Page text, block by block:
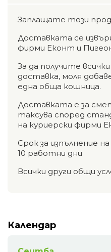
Заплащате този
Доставката се
фирми Еконт и
За да получите
доставка, моля
една обща кошница.
Доставката е за
таксува според
на куриерски фирми
Срок за изпълнение
10 работни дни
Всички други общи
Календар